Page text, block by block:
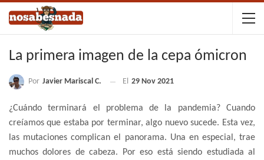
La primera imagen de la cepa ómicron
Por Javier Mariscal C. El 29 Nov 2021
¿Cuándo terminará el problema de la pandemia? Cuando
creíamos que estaba por terminar, algo nuevo sucede. Esta vez,
las mutaciones complican el panorama. Una en especial, trae
muchos dolores de cabeza. Por eso está siendo estudiada al